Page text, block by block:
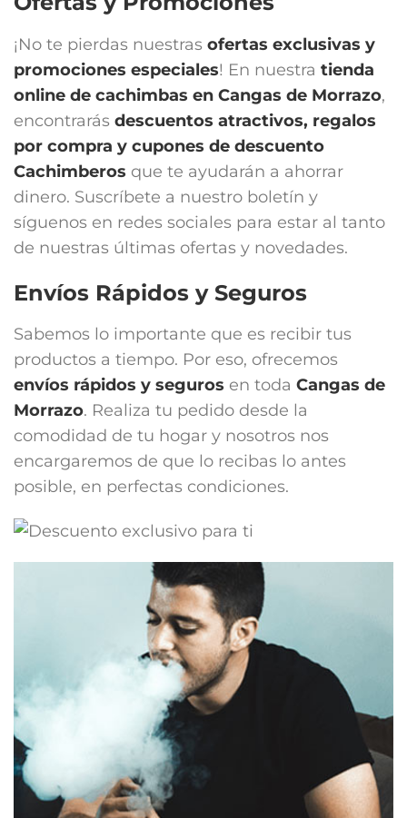
¡No te pierdas nuestras ofertas exclusivas y
promociones especiales! En nuestra tienda
online de cachimbas en Cangas de Morrazo,
encontrarás descuentos atractivos, regalos
por compra y cupones de descuento
Cachimberos que te ayudarán a ahorrar
dinero. Suscríbete a nuestro boletín y
síguenos en redes sociales para estar al tanto
de nuestras últimas ofertas y novedades.
Envíos Rápidos y Seguros
Sabemos lo importante que es recibir tus
productos a tiempo. Por eso, ofrecemos
envíos rápidos y seguros en toda Cangas de
Morrazo. Realiza tu pedido desde la
comodidad de tu hogar y nosotros nos
encargaremos de que lo recibas lo antes
posible, en perfectas condiciones.